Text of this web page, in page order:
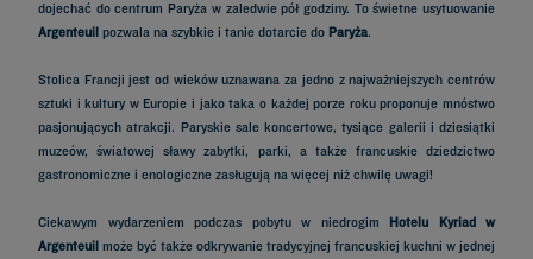
dojechać do centrum Paryża w zaledwie pół godziny. To świetne usytuowanie
Argenteuil pozwala na szybkie i tanie dotarcie do Paryża.
Stolica Francji jest od wieków uznawana za jedno z najważniejszych centrów
sztuki i kultury w Europie i jako taka o każdej porze roku proponuje mnóstwo
pasjonujących atrakcji. Paryskie sale koncertowe, tysiące galerii i dziesiątki
muzeów, światowej sławy zabytki, parki, a także francuskie dziedzictwo
gastronomiczne i enologiczne zasługują na więcej niż chwilę uwagi!
Ciekawym wydarzeniem podczas pobytu w niedrogim Hotelu Kyriad w
Argenteuil może być także odkrywanie tradycyjnej francuskiej kuchni w jednej